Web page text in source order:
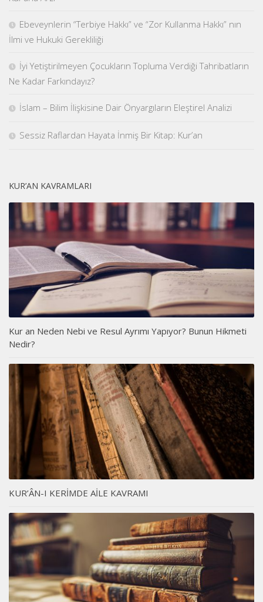
Ebeveynlerin “Terbiye Hakkı” ve “Zor Kullanma Hakkı” nın
İlmi ve Hukuki Gerekliliği
İyi Yetiştirilmeyen Çocukların Topluma Verdiği Tahribatların
Ne Kadar Farkındayız?
İslam – Bilim İlişkisine Dair Önyargıların Eleştirel Analizi
Sessiz Raflardan Hayata İnmiş Bir Kitap: Kur’an
KUR’AN KAVRAMLARI
Kur an Neden Nebi ve Resul Ayrımı Yapıyor? Bunun Hikmeti
Nedir?
KUR’ÂN-I KERİMDE AİLE KAVRAMI